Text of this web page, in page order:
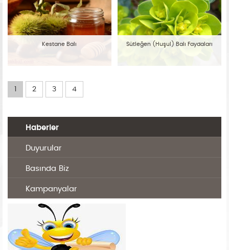
Kestane Balı Sütleğen (Huşul) Balı Faydaları
2 3 4
Haberler
Duyurular
Basında Biz
Kampanyalar